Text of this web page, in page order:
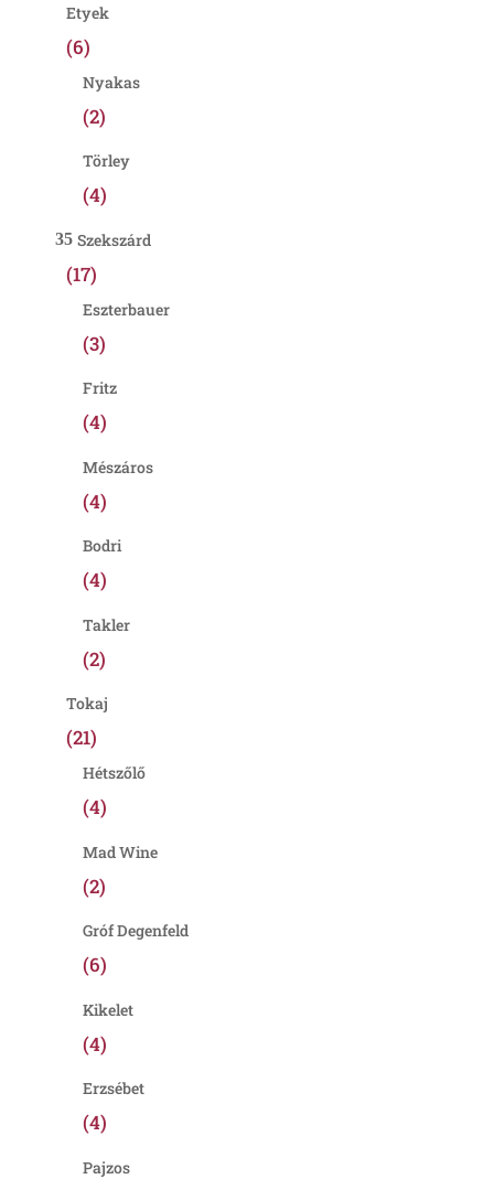
Etyek
(6)
Nyakas
(2)
Törley
(4)
Szekszárd
(17)
Eszterbauer
(3)
Fritz
(4)
Mészáros
(4)
Bodri
(4)
Takler
(2)
Tokaj
(21)
Hétszőlő
(4)
Mad Wine
(2)
Gróf Degenfeld
(6)
Kikelet
(4)
Erzsébet
(4)
Pajzos